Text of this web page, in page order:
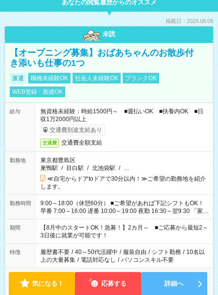
あなたの閲覧履歴からのオススメ
掲載日：2026.08.08
未読
【オープニング募集】おばあちゃんのお散歩付
き添いも仕事の1つ
派遣 職種未経験OK 社会人未経験OK
ブランクOK
WEB登録・面接OK
給与
無資格未経験：時給1500円～ ■週払いOK ■扶養内OK ■日
収1万2000円以上
交通費別途支給あり
交通費 交通費全額支給
勤務地
東京都豊島区
巣鴨駅 / 目白駅 / 北池袋駅 / …
≪自宅からドアtoドアで30分以内！≫ご希望の勤務地を紹介
します。
勤務時間
9:00～18:00（休憩60分） ■ご希望があれば下記シフトもOK！
早番 7:00～16:00 遅番 10:00～19:00 夜勤 16:30～翌9:30 「家族
と休みを合わせたい」 「余裕を持って夕飯の準備がしたい」
「できれば残業はしたくない」 など、ご希望を教えてください
ね。 ※Wワーク希望の方へ 今ご覧のお仕事で希望する勤務時間
と、もう1つのお仕事の勤務時間。 合計で週40時間を超える場
合は応募できません。
期間
【8月中のスタートOK！急募！】2カ月～ ■ご応募から最短2～
3日後に就業が可能です！
特徴 履歴書不要 / 40～50代活躍中 / 服装自由 / シフト勤務 / 10名以
上の大量募集 / 電話対応なし / パソコンスキル不要
気になる！ 応募する 詳細へ